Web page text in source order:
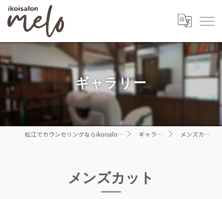
ギャラリー
松江でカウンセリングならikoisalon melo ギャラリー メンズカット
メンズカット